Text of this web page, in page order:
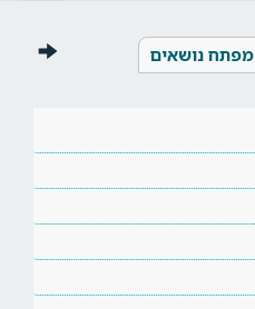
מפתח נושאים